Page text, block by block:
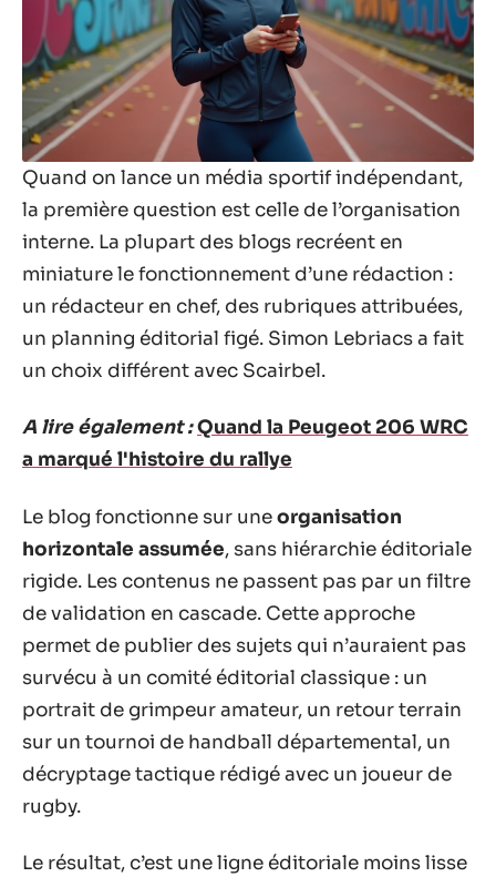
Quand on lance un média sportif indépendant,
la première question est celle de l’organisation
interne. La plupart des blogs recréent en
miniature le fonctionnement d’une rédaction :
un rédacteur en chef, des rubriques attribuées,
un planning éditorial figé. Simon Lebriacs a fait
un choix différent avec Scairbel.
A lire également :Quand la Peugeot 206 WRC
a marqué l'histoire du rallye
Le blog fonctionne sur uneorganisation
horizontale assumée, sans hiérarchie éditoriale
rigide. Les contenus ne passent pas par un filtre
de validation en cascade. Cette approche
permet de publier des sujets qui n’auraient pas
survécu à un comité éditorial classique : un
portrait de grimpeur amateur, un retour terrain
sur un tournoi de handball départemental, un
décryptage tactique rédigé avec un joueur de
rugby.
Le résultat, c’est une ligne éditoriale moins lisse